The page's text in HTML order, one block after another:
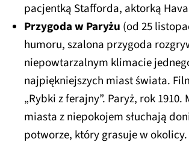
pacjentką Stafforda, aktorką
Przygoda w Paryżu (od 25
humoru, szalona przygoda
niepowtarzalnym klimacie
najpiękniejszych miast świata.
„Rybki z ferajny”. Paryż, rok 1910.
miasta z niepokojem słuchają
potworze, który grasuje w